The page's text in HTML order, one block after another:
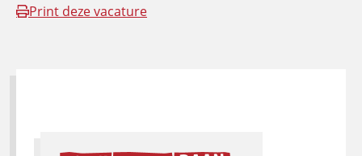
Print deze vacature